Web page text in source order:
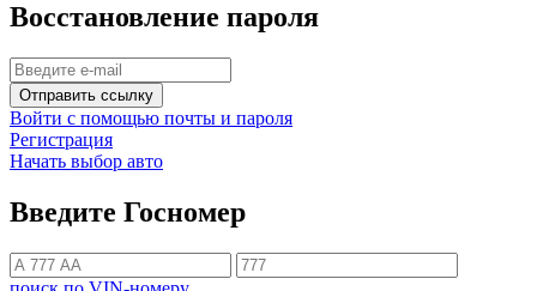
Восстановление пароля
Отправить ссылку
Войти с помощью почты и пароля
Регистрация
Начать выбор авто
Введите Госномер